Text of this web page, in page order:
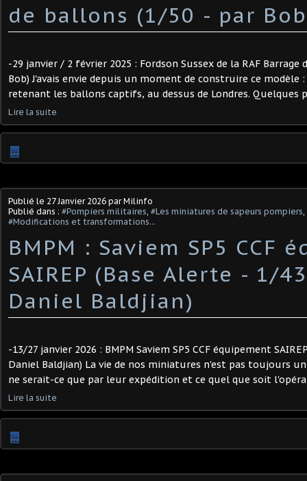
de ballons (1/50 - par
-29 janvier / 2 février 2025 : Fordson Sussex de la RAF Barrage
Bob) J'avais envie depuis un moment de construire ce modèle
retenant les ballons captifs, au dessus de Londres. Quelques
Lire la suite
…
Publié le 27 Janvier 2026 par Milinfo
Publié dans : #Pompiers militaires, #Les miniatures de sapeurs pompiers,
#Modifications et transformations...
BMPM : Saviem SP5 CCF
SAIREP (Base Alerte - 1/
Daniel Baldjian)
-13/27 janvier 2026 : BMPM Saviem SP5 CCF équipement
Daniel Baldjian) La vie de nos miniatures n'est pas toujours
ne serait-ce que par leur expédition et ce quel que soit
Lire la suite
…